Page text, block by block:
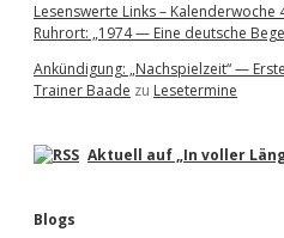
Lesenswerte Links – Kalenderwoche
Ruhrort: „1974 — Eine deutsche
Ankündigung: „Nachspielzeit“ —
Trainer Baade zu Lesetermine
Aktuell auf „In voller
Blogs